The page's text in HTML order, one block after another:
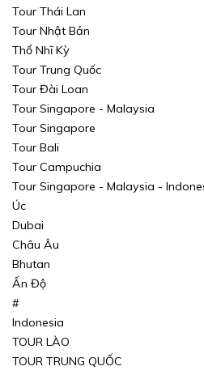
Tour Thái Lan
Tour Nhật Bản
Thổ Nhĩ Kỳ
Tour Trung Quốc
Tour Đài Loan
Tour Singapore - Malaysia
Tour Singapore
Tour Bali
Tour Campuchia
Tour Singapore - Malaysia -
Úc
Dubai
Châu Âu
Bhutan
Ấn Độ
#
Indonesia
TOUR LÀO
TOUR TRUNG QUỐC